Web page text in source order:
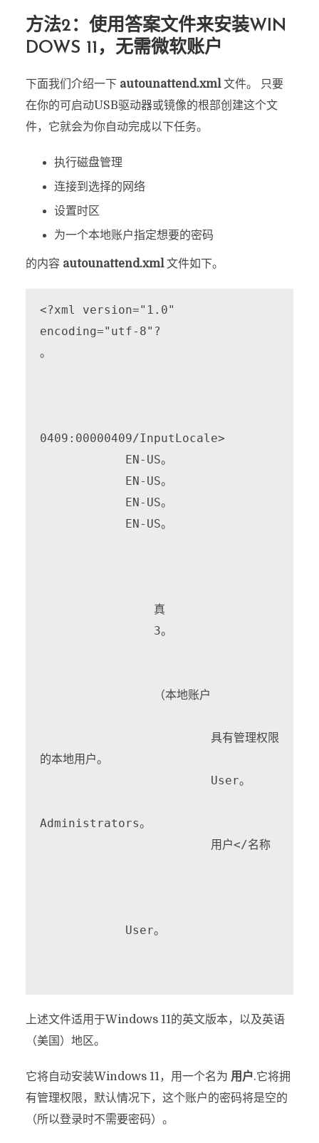
方法2：使用答案文件来安装WIN
DOWS 11，无需微软账户
下面我们介绍一下 autounattend.xml文件。 只要
在你的可启动USB驱动器或镜像的根部创建这个文
件，它就会为你自动完成以下任务。
执行磁盘管理
连接到选择的网络
设置时区
为一个本地账户指定想要的密码
的内容 autounattend.xml文件如下。
<?xml version="1.0"
encoding="utf-8"?
。
0409:00000409/InputLocale>
                3
。
的本地用户。
Administrators。
上述文件适用于Windows 11的英文版本，以及英语
（美国）地区。
它将自动安装Windows 11，用一个名为 用户.它将拥
有管理权限，默认情况下，这个账户的密码将是空的
（所以登录时不需要密码）。